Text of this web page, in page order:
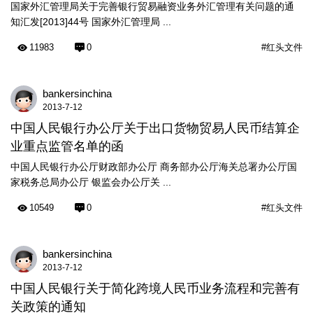
国家外汇管理局关于完善银行贸易融资业务外汇管理有关问题的通
知汇发[2013]44号 国家外汇管理局 ...
#红头文件
11983 0
bankersinchina
2013-7-12
中国人民银行办公厅关于出口货物贸易人民币结算企
业重点监管名单的函
中国人民银行办公厅财政部办公厅 商务部办公厅海关总署办公厅国
家税务总局办公厅 银监会办公厅关 ...
#红头文件
10549 0
bankersinchina
2013-7-12
中国人民银行关于简化跨境人民币业务流程和完善有
关政策的通知